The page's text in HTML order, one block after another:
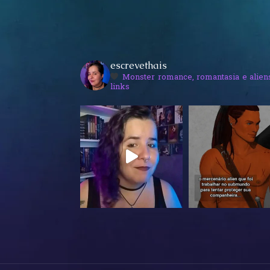
escrevethais
Monster romance, romantasia e
links